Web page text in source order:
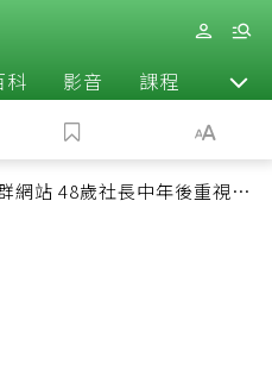
科 影音 課程 退休
網站 48歲社長中年後重視和